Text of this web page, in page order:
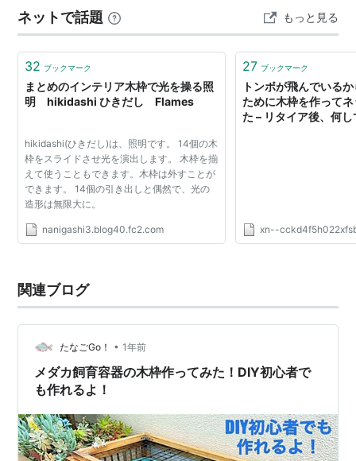
ネットで話題 もっと見る
32 ブックマーク
まとめのインテリア木枠で光を操る照
明 hikidashi ひきだし Flames
hikidashi(ひきだし)は、照明です。 14個の木
枠をスライドさせ光を演出します。 木枠を揃
えて使うこともできます。木枠は外すことが
できます。 14個の引き出しと偶然で、光の
造形は無限大に。
nanigashi3.blog40.fc2.com
27 ブックマーク
トンボが飛んでいる
ために木枠を作って
た – リタイア後、何
xn--
関連ブログ
たなごGo！ • 1年前
メダカ飼育容器の木枠作ってみた！DIY初心者で
も作れるよ！